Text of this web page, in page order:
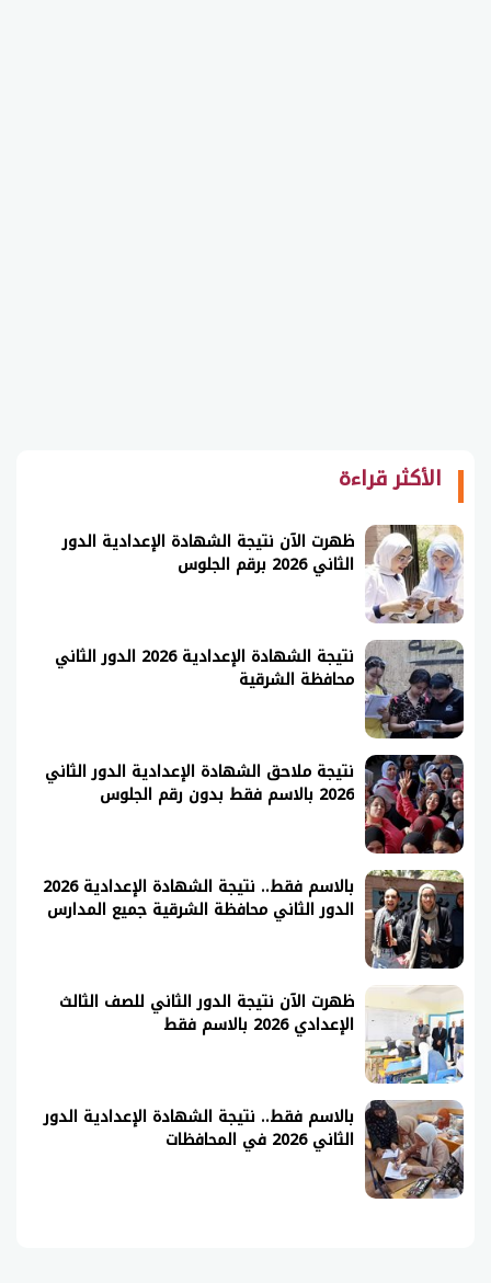
الأكثر قراءة
ظهرت الآن نتيجة الشهادة الإعدادية الدور
الثاني 2026 برقم الجلوس
نتيجة الشهادة الإعدادية 2026 الدور الثاني
محافظة الشرقية
نتيجة ملاحق الشهادة الإعدادية الدور الثاني
2026 بالاسم فقط بدون رقم الجلوس
بالاسم فقط.. نتيجة الشهادة الإعدادية 2026
الدور الثاني محافظة الشرقية جميع المدارس
ظهرت الآن نتيجة الدور الثاني للصف الثالث
الإعدادي 2026 بالاسم فقط
بالاسم فقط.. نتيجة الشهادة الإعدادية الدور
الثاني 2026 في المحافظات